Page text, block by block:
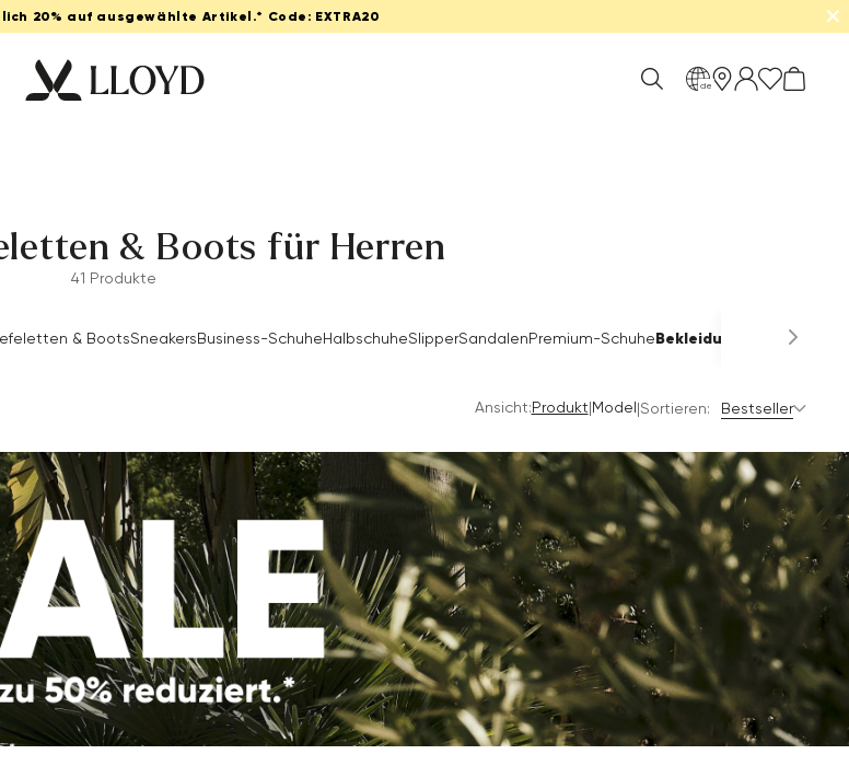
20% auf ausgewählte Artikel.* Code: EXTRA20 ✕
de
& Boots für Herren
41 Produkte
& BootsSneakersBusiness-SchuheHalbschuheSlipperSandalenPremium-SchuheBekleidung Jacken
Ansicht:Produkt|Model|Sortieren: Bestseller